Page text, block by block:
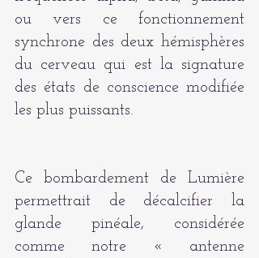
ou vers ce fonctionnement
synchrone des deux hémisphères
du cerveau qui est la signature
des états de conscience modifiée
les plus puissants.
Ce bombardement de Lumière
permettrait de décalcifier la
glande pinéale, considérée
comme notre « antenne